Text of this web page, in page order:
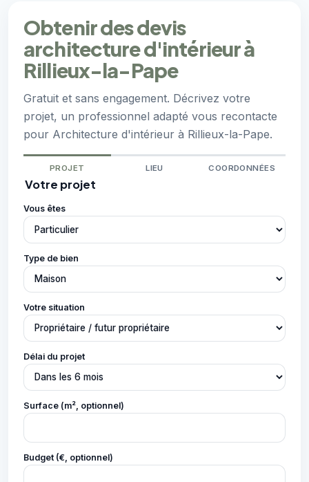
Obtenir des devis
architecture d'intérieur à
Rillieux-la-Pape
Gratuit et sans engagement. Décrivez votre
projet, un professionnel adapté vous recontacte
pour Architecture d'intérieur à Rillieux-la-Pape.
PROJET LIEU COORDONNÉES
Votre projet
Vous êtes
Type de bien
Votre situation
Délai du projet
Surface (m², optionnel)
Budget (€, optionnel)